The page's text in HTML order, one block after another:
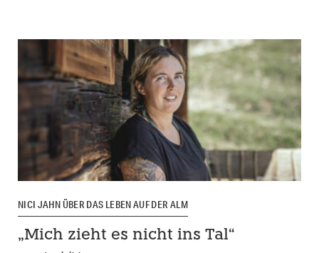
NICI JAHN ÜBER DAS LEBEN AUF DER ALM
„Mich zieht es nicht ins Tal“